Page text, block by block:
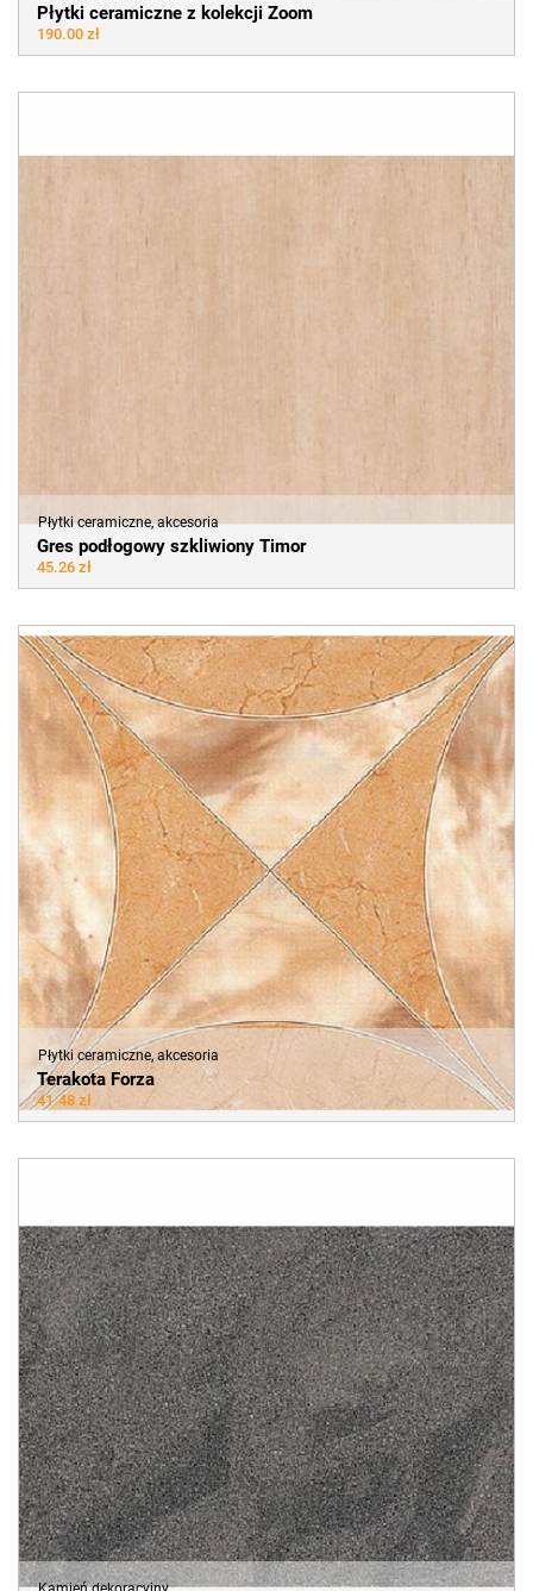
Płytki ceramiczne z kolekcji Zoom
190.00 zł
Płytki ceramiczne, akcesoria
Gres podłogowy szkliwiony Timor
45.26 zł
Płytki ceramiczne, akcesoria
Terakota Forza
41.48 zł